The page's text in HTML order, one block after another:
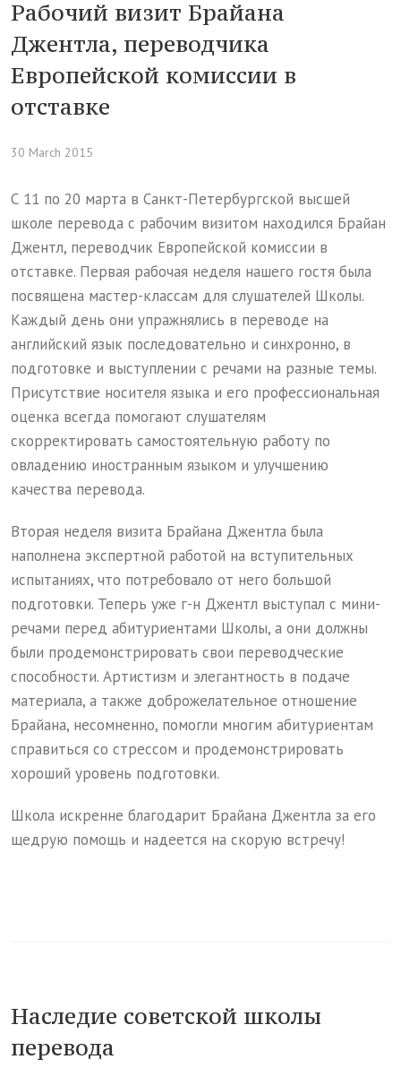
Рабочий визит Брайана
Джентла, переводчика
Европейской комиссии в
отставке
30 March 2015
С 11 по 20 марта в Санкт-Петербургской высшей
школе перевода с рабочим визитом находился Брайан
Джентл, переводчик Европейской комиссии в
отставке. Первая рабочая неделя нашего гостя была
посвящена мастер-классам для слушателей Школы.
Каждый день они упражнялись в переводе на
английский язык последовательно и синхронно, в
подготовке и выступлении с речами на разные темы.
Присутствие носителя языка и его профессиональная
оценка всегда помогают слушателям
скорректировать самостоятельную работу по
овладению иностранным языком и улучшению
качества перевода.
Вторая неделя визита Брайана Джентла была
наполнена экспертной работой на вступительных
испытаниях, что потребовало от него большой
подготовки. Теперь уже г-н Джентл выступал с мини-
речами перед абитуриентами Школы, а они должны
были продемонстрировать свои переводческие
способности. Артистизм и элегантность в подаче
материала, а также доброжелательное отношение
Брайана, несомненно, помогли многим абитуриентам
справиться со стрессом и продемонстрировать
хороший уровень подготовки.
Школа искренне благодарит Брайана Джентла за его
щедрую помощь и надеется на скорую встречу!
Наследие советской школы
перевода